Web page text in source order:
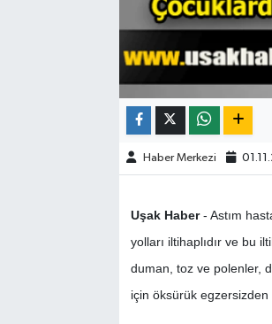
Haber Merkezi
Uşak Haber- Astım
yolları iltihaplıdır ve bu
duman, toz ve polenler,
için öksürük
ÖZEL HABER